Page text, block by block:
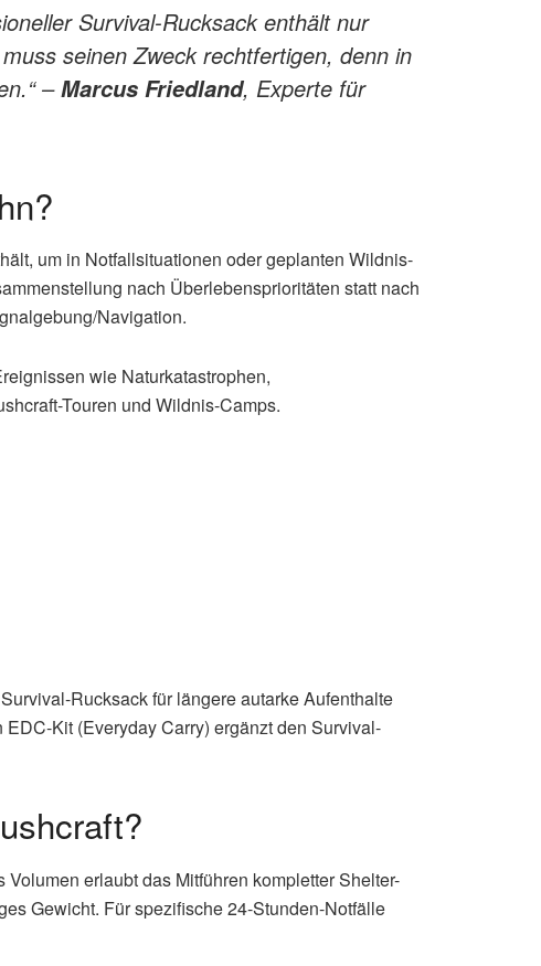
Survival-Rucksack enthält nur
seinen Zweck rechtfertigen, denn in
–Marcus Friedland, Experte für
um in Notfallsituationen oder geplanten Wildnis-
nach Überlebensprioritäten statt nach
Navigation.
wie Naturkatastrophen,
Touren und Wildnis-Camps.
Rucksack für längere autarke Aufenthalte
Kit (Everyday Carry) ergänzt den Survival-
erlaubt das Mitführen kompletter Shelter-
Gewicht. Für spezifische 24-Stunden-Notfälle